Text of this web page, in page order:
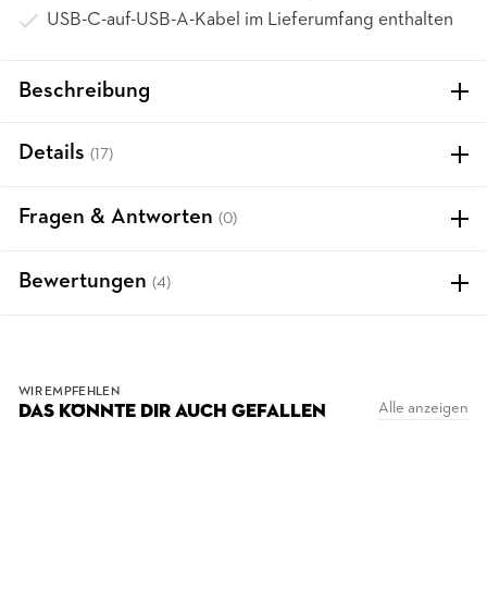
USB-C-auf-USB-A-Kabel im Lieferumfang enthalten
Beschreibung
Details (17)
Fragen & Antworten (0)
Bewertungen (4)
WIR EMPFEHLEN
DAS KÖNNTE DIR AUCH GEFALLEN Alle anzeigen